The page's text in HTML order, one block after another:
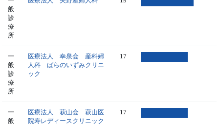
般
診
療
所
一
般
診
療
所
医療法人 幸泉会 産科婦
人科 ばらのいずみクリニ
ック
17
一
般
医療法人 萩山会 萩山医
院寿レディースクリニック
17